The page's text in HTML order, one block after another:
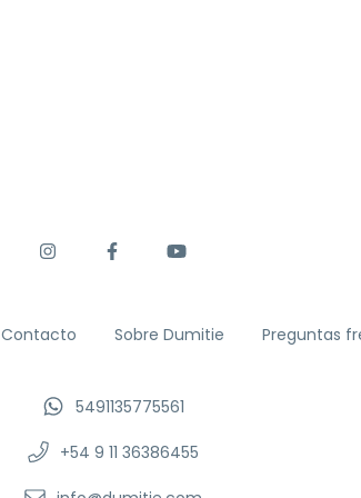
Contacto Sobre Dumitie Preguntas
5491135775561
+54 9 11 36386455